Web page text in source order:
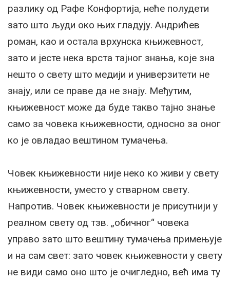
разлику од Рафе Конфортија, неће полудети
зато што људи око њих гладују. Андрићев
роман, као и остала врхунска књижевност,
зато и јесте нека врста тајног знања, које зна
нешто о свету што медији и универзитети не
знају, или се праве да не знају. Међутим,
књижевност може да буде такво тајно знање
само за човека књижевности, односно за оног
ко је овладао вештином тумачења.
Човек књижевности није неко ко живи у свету
књижевности, уместо у стварном свету.
Напротив. Човек књижевности је присутнији у
реалном свету од тзв. „обичног“ човека
управо зато што вештину тумачења примењује
и на сам свет: зато човек књижевности у свету
не види само оно што је очигледно, већ има ту